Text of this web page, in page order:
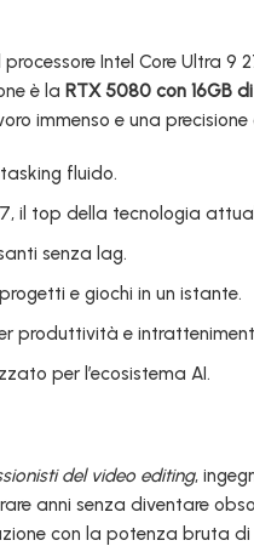
Intel Core Ultra
è la RTX 5080 con 16GB
immenso e una
fluido.
il top della tecnologia
senza lag.
e giochi in un istante.
produttività e
per l’ecosistema AI.
del video editing,
anni senza diventare
con la potenza bruta di